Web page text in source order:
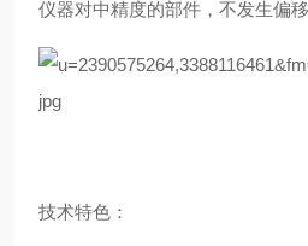
仪器对中精度的部件，不发生偏移
技术特色：